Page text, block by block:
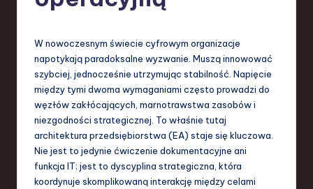
T
W nowoczesnym świecie cyfrowym organizacje
napotykają paradoksalne wyzwanie. Muszą innowować
szybciej, jednocześnie utrzymując stabilność. Napięcie
między tymi dwoma wymaganiami często prowadzi do
węzłów zakłócających, marnotrawstwa zasobów i
niezgodności strategicznej. To właśnie tutaj
architektura przedsiębiorstwa (EA) staje się kluczowa.
Nie jest to jedynie ćwiczenie dokumentacyjne ani
funkcja IT; jest to dyscyplina strategiczna, która
koordynuje skomplikowaną interakcję między celami